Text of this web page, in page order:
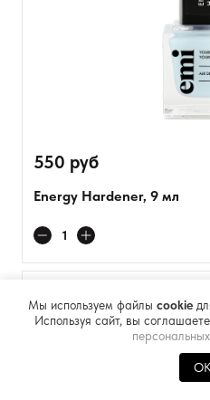
550 руб
Energy Hardener, 9 мл
Мы используем файлы cookie
Используя сайт, вы
OK